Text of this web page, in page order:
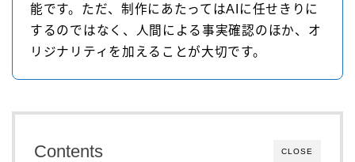
能です。ただ、制作にあたってはAIに任せきりに
するのではなく、人間による事実確認のほか、オ
リジナリティを加えることが大切です。
CLOSE
Contents